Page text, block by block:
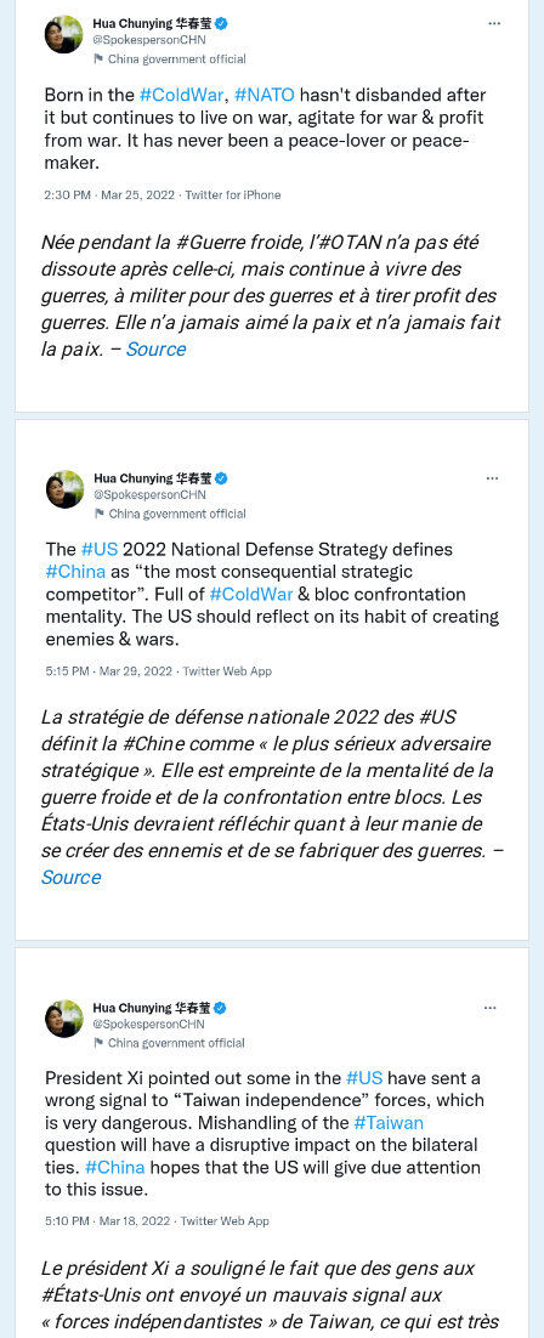
Née pendant la #Guerre froide, l’#OTAN n’a pas été
dissoute après celle-ci, mais continue à vivre des
guerres, à militer pour des guerres et à tirer profit des
guerres. Elle n’a jamais aimé la paix et n’a jamais fait
la paix. – Source
La stratégie de défense nationale 2022 des #US
définit la #Chine comme « le plus sérieux adversaire
stratégique ». Elle est empreinte de la mentalité de la
guerre froide et de la confrontation entre blocs. Les
États-Unis devraient réfléchir quant à leur manie de
se créer des ennemis et de se fabriquer des guerres. –
Source
Le président Xi a souligné le fait que des gens aux
#États-Unis ont envoyé un mauvais signal aux
« forces indépendantistes » de Taiwan, ce qui est très